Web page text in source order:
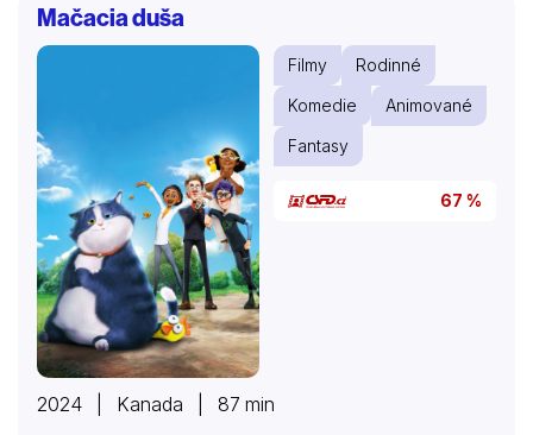
Mačacia duša
Filmy
Rodinné
Komedie
Animované
Fantasy
67 %
2024 | Kanada | 87 min